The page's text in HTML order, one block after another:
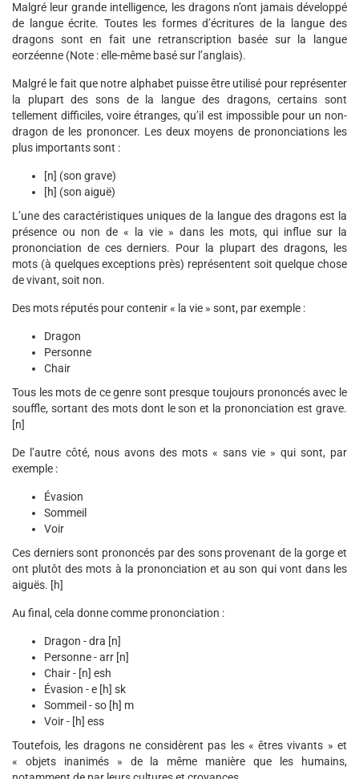
Malgré leur grande intelligence, les dragons n’ont jamais développé
de langue écrite. Toutes les formes d’écritures de la langue des
dragons sont en fait une retranscription basée sur la langue
eorzéenne (Note : elle-même basé sur l’anglais).
Malgré le fait que notre alphabet puisse être utilisé pour représenter
la plupart des sons de la langue des dragons, certains sont
tellement difficiles, voire étranges, qu’il est impossible pour un non-
dragon de les prononcer. Les deux moyens de prononciations les
plus importants sont :
[n] (son grave)
[h] (son aiguë)
L’une des caractéristiques uniques de la langue des dragons est la
présence ou non de « la vie » dans les mots, qui influe sur la
prononciation de ces derniers. Pour la plupart des dragons, les
mots (à quelques exceptions près) représentent soit quelque chose
de vivant, soit non.
Des mots réputés pour contenir « la vie » sont, par exemple :
Dragon
Personne
Chair
Tous les mots de ce genre sont presque toujours prononcés avec le
souffle, sortant des mots dont le son et la prononciation est grave.
[n]
De l’autre côté, nous avons des mots « sans vie » qui sont, par
exemple :
Évasion
Sommeil
Voir
Ces derniers sont prononcés par des sons provenant de la gorge et
ont plutôt des mots à la prononciation et au son qui vont dans les
aiguës. [h]
Au final, cela donne comme prononciation :
Dragon - dra [n]
Personne - arr [n]
Chair - [n] esh
Évasion - e [h] sk
Sommeil - so [h] m
Voir - [h] ess
Toutefois, les dragons ne considèrent pas les « êtres vivants » et
« objets inanimés » de la même manière que les humains,